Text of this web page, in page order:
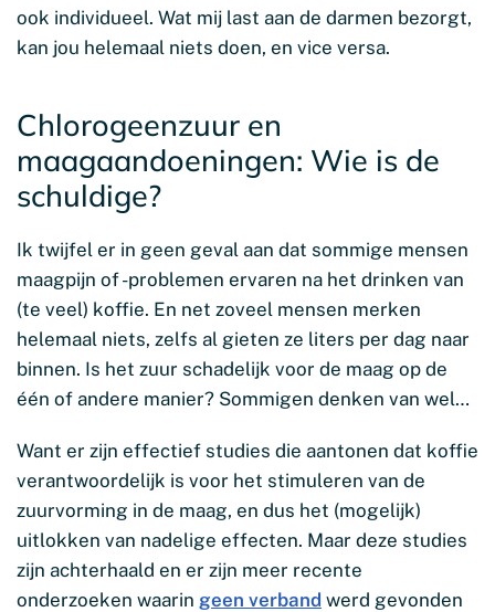
ook individueel. Wat mij last aan de darmen bezorgt,
kan jou helemaal niets doen, en vice versa.
Chlorogeenzuur en
maagaandoeningen: Wie is de
schuldige?
Ik twijfel er in geen geval aan dat sommige mensen
maagpijn of -problemen ervaren na het drinken van
(te veel) koffie. En net zoveel mensen merken
helemaal niets, zelfs al gieten ze liters per dag naar
binnen. Is het zuur schadelijk voor de maag op de
één of andere manier? Sommigen denken van wel…
Want er zijn effectief studies die aantonen dat koffie
verantwoordelijk is voor het stimuleren van de
zuurvorming in de maag, en dus het (mogelijk)
uitlokken van nadelige effecten. Maar deze studies
zijn achterhaald en er zijn meer recente
onderzoeken waarin geen verband werd gevonden